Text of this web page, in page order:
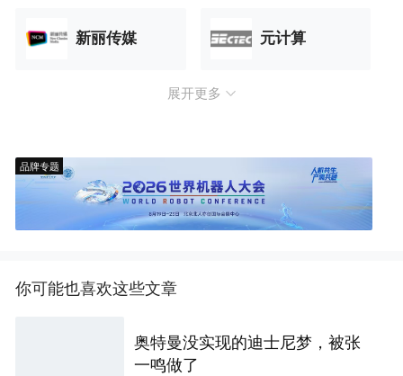
新丽传媒 元计算
展开更多
品牌专题
你可能也喜欢这些文章
奥特曼没实现的迪士尼梦，被张
一鸣做了